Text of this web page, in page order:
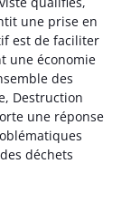
une prise en
est de faciliter
une économie
des
Destruction
une réponse
déchets